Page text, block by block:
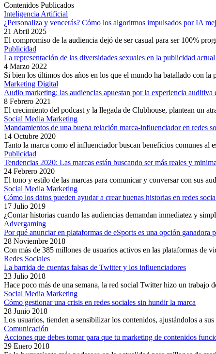
Contenidos Publicados
Inteligencia Artificial
¿Personaliza y vencerás? Cómo los algoritmos impulsados por IA
21 Abril 2025
El compromiso de la audiencia dejó de ser casual para ser 100%
Publicidad
La representación de las diversidades sexuales en la publicidad
4 Marzo 2022
Si bien los últimos dos años en los que el mundo ha batallado con
Marketing Digital
Audio marketing: las audiencias apuestan por la experiencia auditiva
8 Febrero 2021
El crecimiento del podcast y la llegada de Clubhouse, plantean un
Social Media Marketing
Mandamientos de una buena relación marca-influenciador en redes
14 Octubre 2020
Tanto la marca como el influenciador buscan beneficios comunes al
Publicidad
Tendencias 2020: Las marcas están buscando ser más reales y
24 Febrero 2020
El tono y estilo de las marcas para comunicar y conversar con sus
Social Media Marketing
Cómo los datos pueden ayudar a crear buenas historias en redes
17 Julio 2019
¿Contar historias cuando las audiencias demandan inmediatez y
Advergaming
Por qué anunciar en plataformas de eSports es una opción ganadora
28 Noviembre 2018
Con más de 385 millones de usuarios activos en las plataformas de
Redes Sociales
La barrida de cuentas falsas de Twitter y los influenciadores
23 Julio 2018
Hace poco más de una semana, la red social Twitter hizo un trabajo
Social Media Marketing
Cómo gestionar una crisis en redes sociales sin hundir la marca
28 Junio 2018
Los usuarios, tienden a sensibilizar los contenidos, ajustándolos a
Comunicación
Acciones que debes tomar para que tu marketing de contenidos
29 Enero 2018